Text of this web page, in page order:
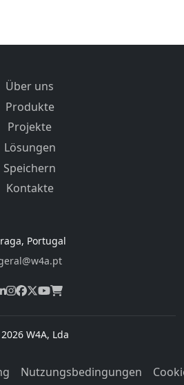
Über uns
Produkte
Projekte
Lösungen
Speichern
Kontakte
Portugal
W4A, Lda
Nutzungsbedingungen